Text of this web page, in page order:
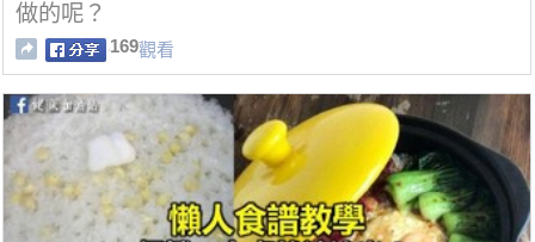
做的呢？
169觀看